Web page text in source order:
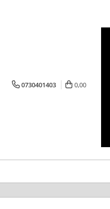
0730401403 0,00